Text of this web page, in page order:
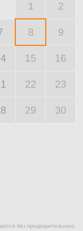
1 2
8 9
15 16
22 23
29 30
без предварительного